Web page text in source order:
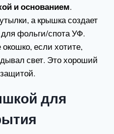
и основанием.
а крышка создает
фольги/спота УФ.
если хотите,
свет. Это хороший
для